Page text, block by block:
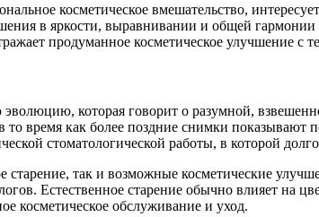
косметическое вмешательство,
в яркости, выравнивании и общей
продуманное косметическое улучшение с
которая говорит о разумной,
время как более поздние снимки
стоматологической работы, в которой
так и возможные косметические
Естественное старение обычно влияет на
косметическое обслуживание и уход.